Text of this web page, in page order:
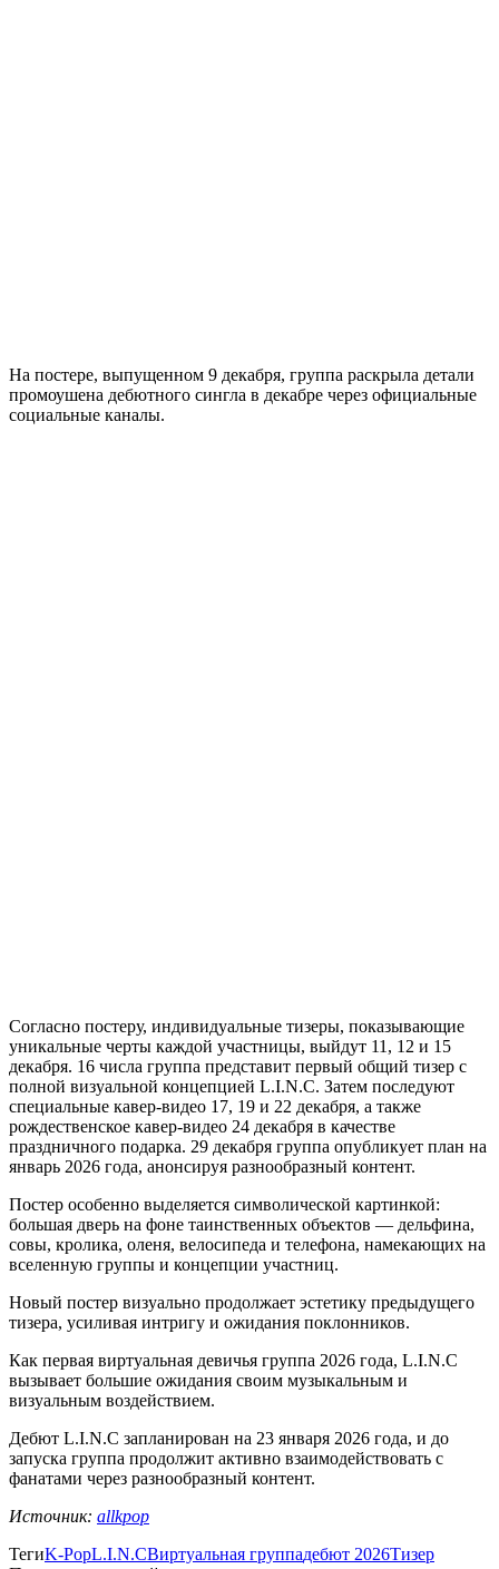
На постере, выпущенном 9 декабря, группа раскрыла детали
промоушена дебютного сингла в декабре через официальные
социальные каналы.
Согласно постеру, индивидуальные тизеры, показывающие
уникальные черты каждой участницы, выйдут 11, 12 и 15
декабря. 16 числа группа представит первый общий тизер с
полной визуальной концепцией L.I.N.C. Затем последуют
специальные кавер-видео 17, 19 и 22 декабря, а также
рождественское кавер-видео 24 декабря в качестве
праздничного подарка. 29 декабря группа опубликует план на
январь 2026 года, анонсируя разнообразный контент.
Постер особенно выделяется символической картинкой:
большая дверь на фоне таинственных объектов — дельфина,
совы, кролика, оленя, велосипеда и телефона, намекающих на
вселенную группы и концепции участниц.
Новый постер визуально продолжает эстетику предыдущего
тизера, усиливая интригу и ожидания поклонников.
Как первая виртуальная девичья группа 2026 года, L.I.N.C
вызывает большие ожидания своим музыкальным и
визуальным воздействием.
Дебют L.I.N.C запланирован на 23 января 2026 года, и до
запуска группа продолжит активно взаимодействовать с
фанатами через разнообразный контент.
Источник: allkpop
ТегиK-PopL.I.N.CВиртуальная группадебют 2026Тизер